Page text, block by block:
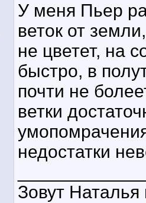
У меня Пьер
веток от
не цветет, на
быстро, в
почти не
ветки
недостатки
Зовут